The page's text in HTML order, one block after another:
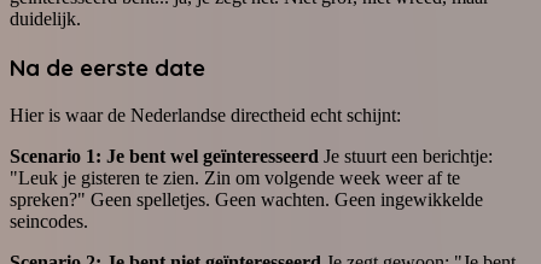
duidelijk.
Na de eerste date
Hier is waar de Nederlandse directheid echt schijnt:
Scenario 1: Je bent wel geïnteresseerd Je stuurt een berichtje:
"Leuk je gisteren te zien. Zin om volgende week weer af te
spreken?" Geen spelletjes. Geen wachten. Geen ingewikkelde
seincodes.